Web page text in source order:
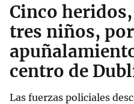
Cinco
tres niños,
centro de
Las fuerzas policiales